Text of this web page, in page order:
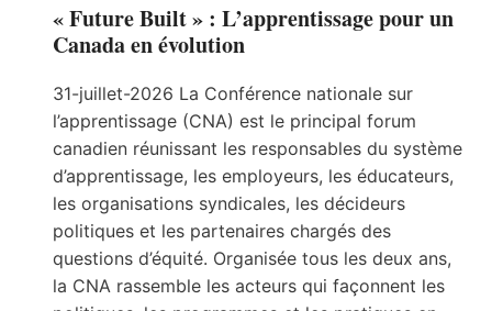
« Future Built » : L’apprentissage pour un
Canada en évolution
31-juillet-2026 La Conférence nationale sur
l’apprentissage (CNA) est le principal forum
canadien réunissant les responsables du système
d’apprentissage, les employeurs, les éducateurs,
les organisations syndicales, les décideurs
politiques et les partenaires chargés des
questions d’équité. Organisée tous les deux ans,
la CNA rassemble les acteurs qui façonnent les